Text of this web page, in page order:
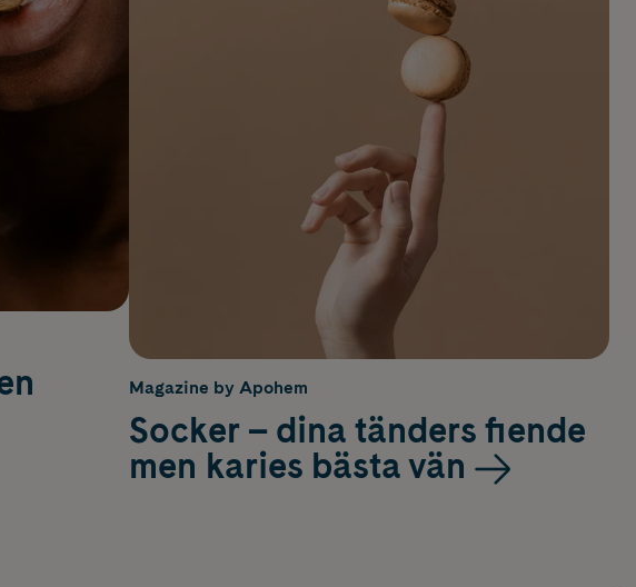
Magazine by Apohem
Socker – dina tänders fiende
men karies bästa vän